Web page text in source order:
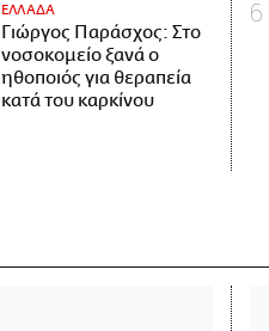
ΕΛΛΑΔΑ
Γιώργος Παράσχος: Στο
νοσοκομείο ξανά ο
ηθοποιός για θεραπεία
κατά του καρκίνου